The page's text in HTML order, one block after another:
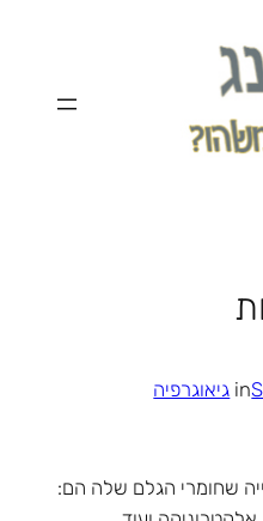
in גיאוגרפיה
שחומרי הגלם שלה הם: